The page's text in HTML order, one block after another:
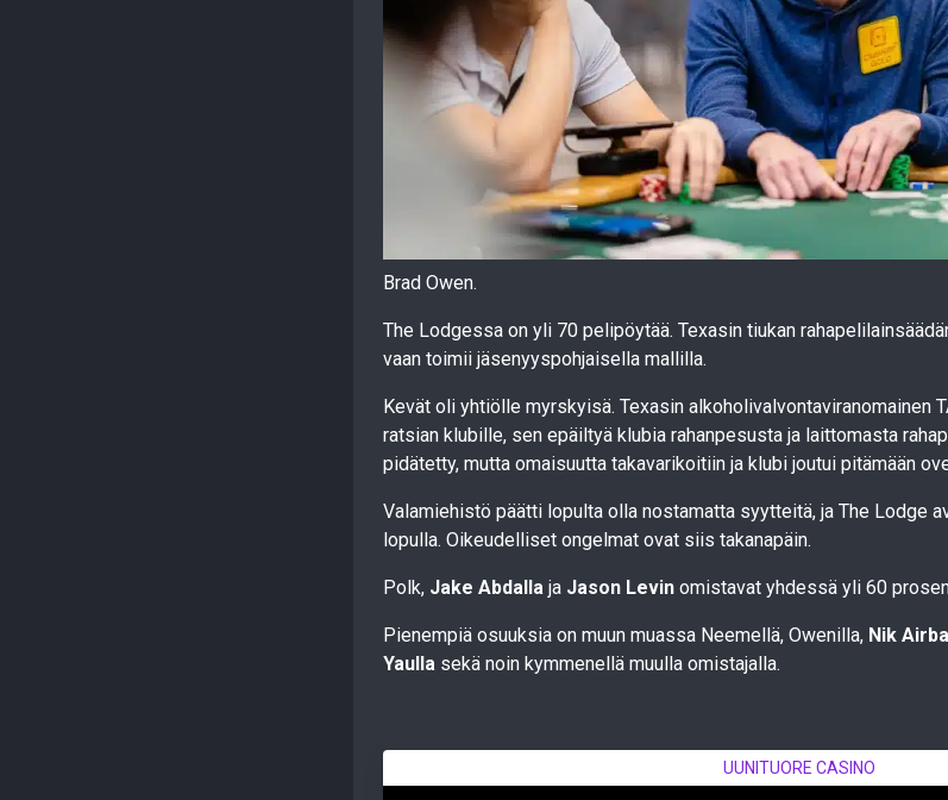
Brad Owen.
The Lodgessa on yli 70 pelipöytää. Texasin tiukan
vaan toimii jäsenyyspohjaisella mallilla.
Kevät oli yhtiölle myrskyisä. Texasin alkoholivalvontaviranomainen
ratsian klubille, sen epäiltyä klubia rahanpesusta ja laittomasta
pidätetty, mutta omaisuutta takavarikoitiin ja klubi joutui pitämään
Valamiehistö päätti lopulta olla nostamatta syytteitä, ja The Lodge
lopulla. Oikeudelliset ongelmat ovat siis takanapäin.
Polk, Jake Abdalla ja Jason Levin omistavat yhdessä yli 60
Pienempiä osuuksia on muun muassa Neemellä, Owenilla, Nik
Yaulla sekä noin kymmenellä muulla omistajalla.
UUNITUORE CASINO